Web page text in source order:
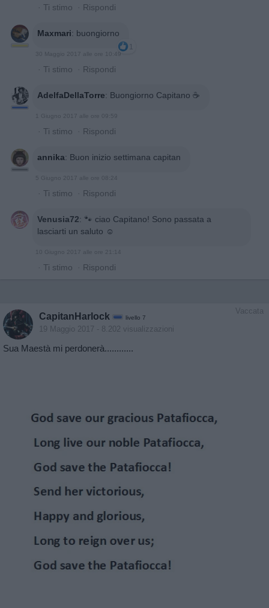
· Ti stimo · Rispondi
Maxmari: buongiorno
1
30 Maggio 2017 alle ore 10:49
· Ti stimo · Rispondi
AdelfaDellaTorre: Buongiorno Capitano ☕
1 Giugno 2017 alle ore 09:59
· Ti stimo · Rispondi
annika: Buon inizio settimana capitan
5 Giugno 2017 alle ore 08:24
· Ti stimo · Rispondi
Venusia72: 🐾 ciao Capitano! Sono passata a
lasciarti un saluto ☺
10 Giugno 2017 alle ore 21:14
· Ti stimo · Rispondi
Vaccata
CapitanHarlock livello 7
19 Maggio 2017 - 8.202 visualizzazioni
Sua Maestà mi perdonerà............